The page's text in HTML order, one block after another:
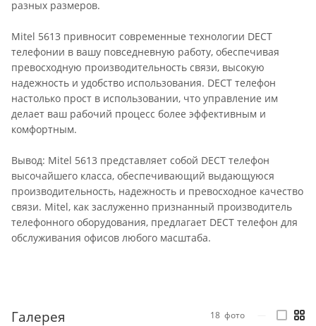
разных размеров.
Mitel 5613 привносит современные технологии DECT
телефонии в вашу повседневную работу, обеспечивая
превосходную производительность связи, высокую
надежность и удобство использования. DECT телефон
настолько прост в использовании, что управление им
делает ваш рабочий процесс более эффективным и
комфортным.
Вывод: Mitel 5613 представляет собой DECT телефон
высочайшего класса, обеспечивающий выдающуюся
производительность, надежность и превосходное качество
связи. Mitel, как заслуженно признанный производитель
телефонного оборудования, предлагает DECT телефон для
обслуживания офисов любого масштаба.
Галерея 18 фото